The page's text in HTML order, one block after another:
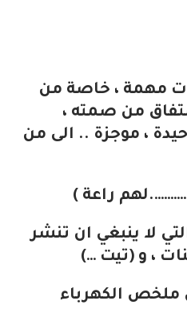
مهمة ، خاصة من
من صمته ،
، موجزة .. الى من
راعة )
لا ينبغي ان تنشر
، و (تيت …)
الكهرباء